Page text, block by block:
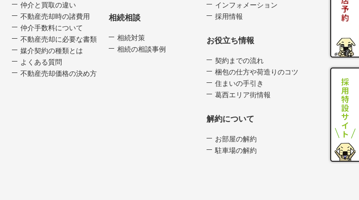
仲介と買取の違い
不動産売却時の諸費用
仲介手数料について
不動産売却に必要な書類
媒介契約の種類とは
よくある質問
不動産売却価格の決め方
相続相談
相続対策
相続の相談事例
インフォメーション
採用情報
お役立ち情報
契約までの流れ
梱包の仕方や荷造りのコツ
住まいの手引き
葛西エリア街情報
解約について
お部屋の解約
駐車場の解約